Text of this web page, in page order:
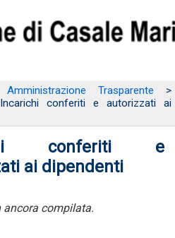
Amministrazione Trasparente >
conferiti e autorizzati ai
conferiti e
ai dipendenti
ancora compilata.